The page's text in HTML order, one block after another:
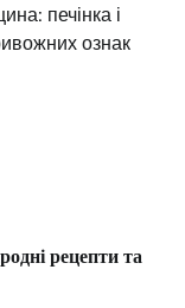
печінка і
ознак
рецепти та